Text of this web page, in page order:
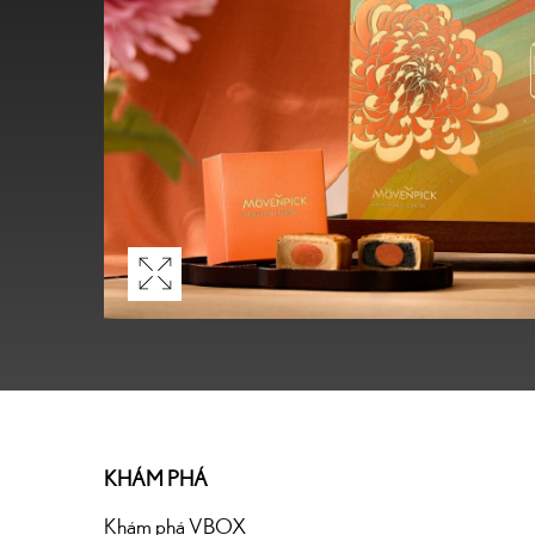
KHÁM PHÁ
Khám phá VBOX